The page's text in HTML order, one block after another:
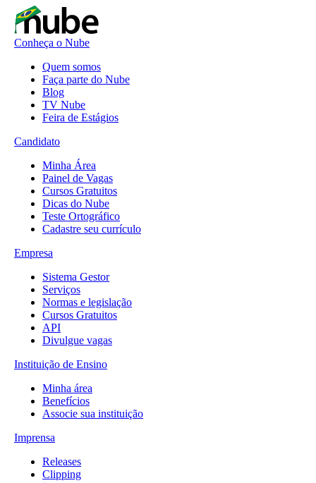
Conheça o Nube
Quem somos
Faça parte do Nube
Blog
TV Nube
Feira de Estágios
Candidato
Minha Área
Painel de Vagas
Cursos Gratuitos
Dicas do Nube
Teste Ortográfico
Cadastre seu currículo
Empresa
Sistema Gestor
Serviços
Normas e legislação
Cursos Gratuitos
API
Divulgue vagas
Instituição de Ensino
Minha área
Benefícios
Associe sua instituição
Imprensa
Releases
Clipping